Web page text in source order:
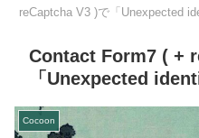
reCaptcha V3 )で「Unexpected
Contact Form7 ( +
「Unexpected
Cocoon